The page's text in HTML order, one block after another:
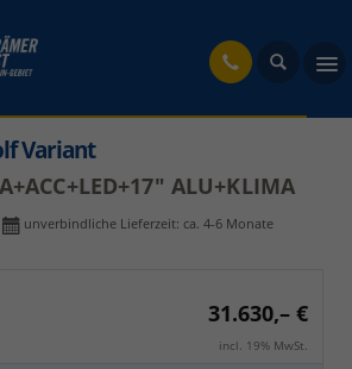
Variant
ALU+KLIMA
unverbindliche Lieferzeit: ca. 4-6 Monate
31.630,– €
incl. 19% MwSt.